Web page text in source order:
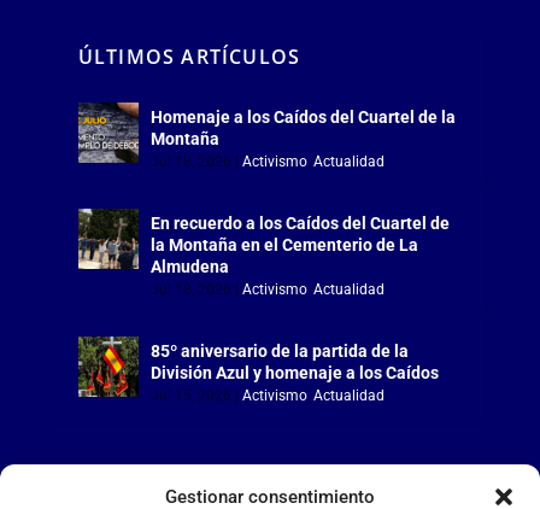
Gestionar consentimiento
ÚLTIMOS ARTÍCULOS
Homenaje a los Caídos del Cuartel de la
Montaña
Jul 18, 2026 Activismo, Actualidad
En recuerdo a los Caídos del Cuartel de
la Montaña en el Cementerio de La
Almudena
Jul 18, 2026 Activismo, Actualidad
85º aniversario de la partida de la
División Azul y homenaje a los Caídos
Jul 15, 2026 Activismo, Actualidad